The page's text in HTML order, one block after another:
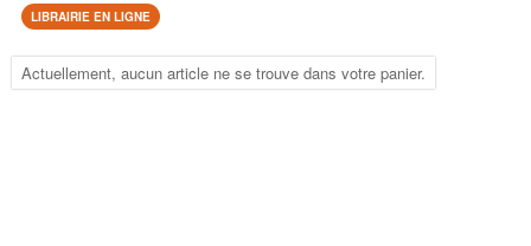
LIBRAIRIE EN LIGNE
Actuellement, aucun article ne se trouve dans votre panier.